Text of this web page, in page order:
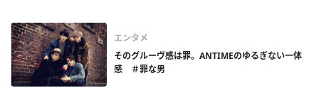
エンタメ
そのグルーヴ感は罪。ANTIMEのゆるぎない一体
感 ＃罪な男